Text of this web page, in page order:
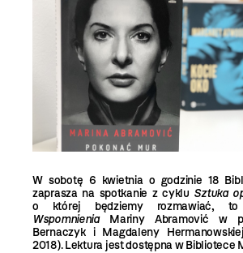
W sobotę 6 kwietnia o godzinie 18
zaprasza na spotkanie z cyklu Sztuka
o której będziemy rozmawiać,
WspomnieniaMariny Abramović w
Bernaczyk i Magdaleny
2018). Lektura jest dostępna w Bibliotece